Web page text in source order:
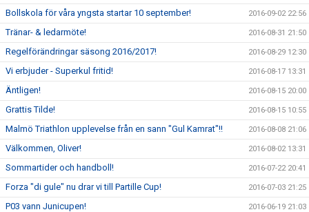
Bollskola för våra yngsta startar 10 september! 2016-09-02 22:56
Tränar- & ledarmöte! 2016-08-31 21:50
Regelförändringar säsong 2016/2017! 2016-08-29 12:30
Vi erbjuder - Superkul fritid! 2016-08-17 13:31
Äntligen! 2016-08-15 20:00
Grattis Tilde! 2016-08-15 10:55
Malmö Triathlon upplevelse från en sann "Gul Kamrat"!! 2016-08-08 21:06
Välkommen, Oliver! 2016-08-02 13:31
Sommartider och handboll! 2016-07-22 20:41
Forza "di gule" nu drar vi till Partille Cup! 2016-07-03 21:25
P03 vann Junicupen! 2016-06-19 21:03